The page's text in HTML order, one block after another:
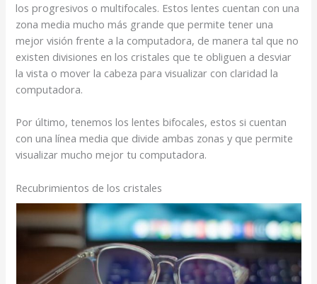
los progresivos o multifocales. Estos lentes cuentan con una
zona media mucho más grande que permite tener una
mejor visión frente a la computadora, de manera tal que no
existen divisiones en los cristales que te obliguen a desviar
la vista o mover la cabeza para visualizar con claridad la
computadora.
Por último, tenemos los lentes bifocales, estos si cuentan
con una línea media que divide ambas zonas y que permite
visualizar mucho mejor tu computadora.
Recubrimientos de los cristales